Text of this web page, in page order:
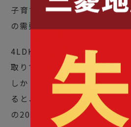
子育て世帯が減少しており
の需要が低下しています。
4LDKはファミリー層を主な
取りです。
しかし、厚生労働省の「国民
ると、2022年の調査で初め
の20%を切りました。